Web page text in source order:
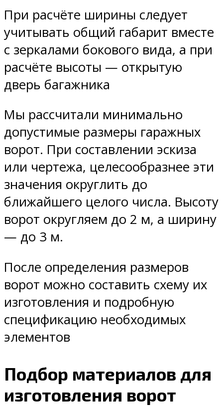
При расчёте ширины следует
учитывать общий габарит вместе
с зеркалами бокового вида, а при
расчёте высоты — открытую
дверь багажника
Мы рассчитали минимально
допустимые размеры гаражных
ворот. При составлении эскиза
или чертежа, целесообразнее эти
значения округлить до
ближайшего целого числа. Высоту
ворот округляем до 2 м, а ширину
— до 3 м.
После определения размеров
ворот можно составить схему их
изготовления и подробную
спецификацию необходимых
элементов
Подбор материалов для
изготовления ворот